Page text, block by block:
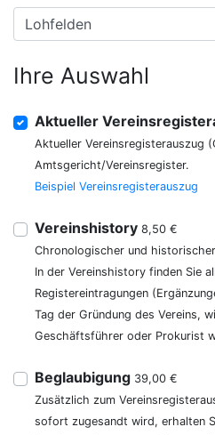
Ihre Auswahl
Aktueller
Aktueller Vereinsregisterauszug
Amtsgericht/Vereinsregister.
Beispiel Vereinsregisterauszug
Vereinshistory 8,50 €
Chronologischer und
In der Vereinshistory finden Sie
Registereintragungen
Tag der Gründung des Vereins,
Geschäftsführer oder Prokurist
Beglaubigung 39,00 €
Zusätzlich zum
sofort zugesandt wird, erhalten